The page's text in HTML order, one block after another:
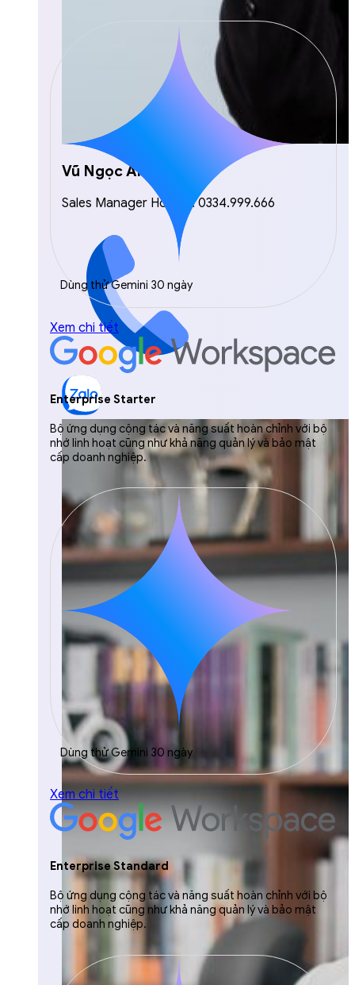
Vũ Ngọc Anh
Sales Manager Hotline: 0334.999.666
Dùng thử Gemini 30 ngày
Xem chi tiết
Enterprise Starter
Bộ ứng dụng cộng tác và năng suất hoàn chỉnh với bộ
nhớ linh hoạt cũng như khả năng quản lý và bảo mật
cấp doanh nghiệp.
Dùng thử Gemini 30 ngày
Xem chi tiết
Enterprise Standard
Bộ ứng dụng cộng tác và năng suất hoàn chỉnh với bộ
nhớ linh hoạt cũng như khả năng quản lý và bảo mật
cấp doanh nghiệp.